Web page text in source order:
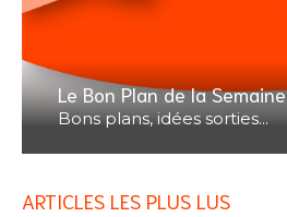
Le Bon Plan de la Semaine
Bons plans, idées sorties...
ARTICLES LES PLUS LUS